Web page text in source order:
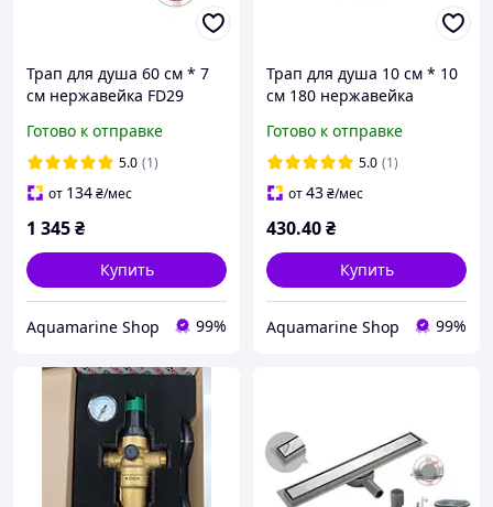
Трап для душа 60 см * 7
см нержавейка FD29
Готово к отправке
5.0 (1)
от 134₴/мес
1 345₴
Купить
Aquamarine Shop 99%
Трап для душа 10 см * 10
см 180 нержавейка
Готово к отправке
5.0 (1)
от43₴/мес
430.40₴
Купить
Aquamarine Shop 99%